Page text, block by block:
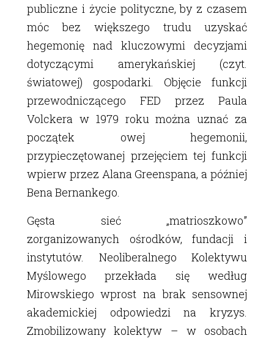
publiczne i życie polityczne, by z czasem
móc bez większego trudu uzyskać
hegemonię nad kluczowymi decyzjami
dotyczącymi amerykańskiej (czyt.
światowej) gospodarki. Objęcie funkcji
przewodniczącego FED przez Paula
Volckera w 1979 roku można uznać za
początek owej hegemonii,
przypieczętowanej przejęciem tej funkcji
wpierw przez Alana Greenspana, a później
Bena Bernankego.
Gęsta sieć „matrioszkowo”
zorganizowanych ośrodków, fundacji i
instytutów. Neoliberalnego Kolektywu
Myślowego przekłada się według
Mirowskiego wprost na brak sensownej
akademickiej odpowiedzi na kryzys.
Zmobilizowany kolektyw – w osobach